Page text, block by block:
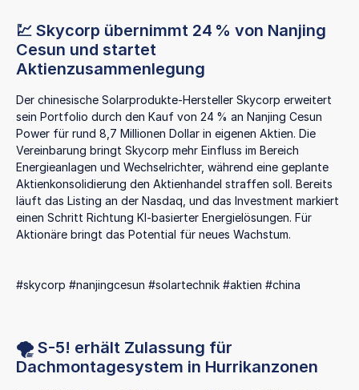
💹 Skycorp übernimmt 24 % von Nanjing
Cesun und startet
Aktienzusammenlegung
Der chinesische Solarprodukte-Hersteller Skycorp erweitert
sein Portfolio durch den Kauf von 24 % an Nanjing Cesun
Power für rund 8,7 Millionen Dollar in eigenen Aktien. Die
Vereinbarung bringt Skycorp mehr Einfluss im Bereich
Energieanlagen und Wechselrichter, während eine geplante
Aktienkonsolidierung den Aktienhandel straffen soll. Bereits
läuft das Listing an der Nasdaq, und das Investment markiert
einen Schritt Richtung KI-basierter Energielösungen. Für
Aktionäre bringt das Potential für neues Wachstum.
#skycorp #nanjingcesun #solartechnik #aktien #china
🌪️ S-5! erhält Zulassung für
Dachmontagesystem in Hurrikanzonen